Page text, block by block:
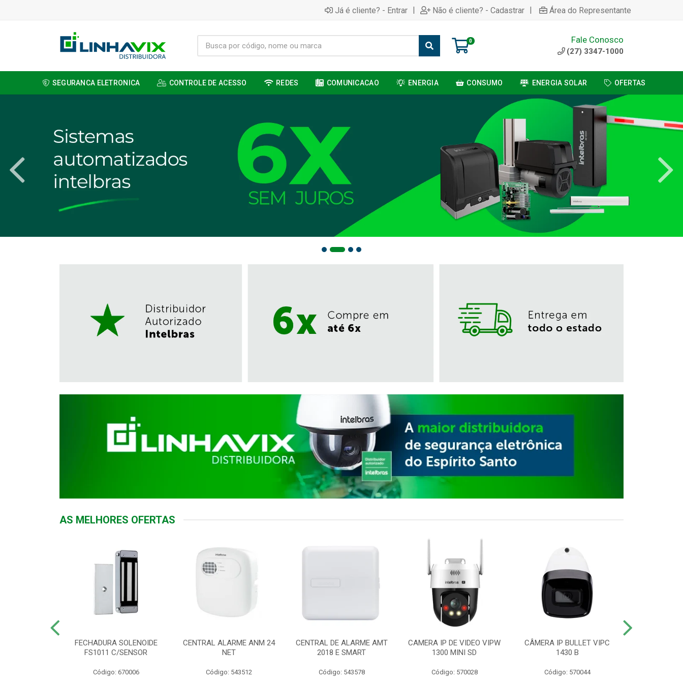
Já é cliente? - Entrar | Não é cliente? - Cadastrar | Área do Representante
0 Fale Conosco
(27) 3347-1000
SEGURANCA ELETRONICA CONTROLE DE ACESSO REDES COMUNICACAO ENERGIA CONSUMO ENERGIA SOLAR OFERTAS
AS MELHORES OFERTAS
FECHADURA SOLENOIDE
FS1011 C/SENSOR
Código: 670006
CENTRAL ALARME ANM 24
NET
Código: 543512
CENTRAL DE ALARME AMT
2018 E SMART
Código: 543578
CAMERA IP DE VIDEO VIPW
1300 MINI SD
Código: 570028
CÂMERA IP BULLET VIPC
1430 B
Código: 570044